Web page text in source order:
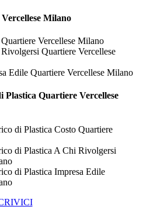
Milano
Vercellese Milano
Quartiere Vercellese
Edile Quartiere Vercellese Milano
Plastica Quartiere Vercellese
di Plastica Costo Quartiere
di Plastica A Chi Rivolgersi
di Plastica Impresa Edile